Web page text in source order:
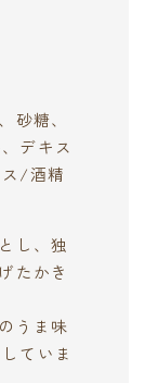
砂糖、
デキス
ス/酒精
し、独
たかき
うま味
ていま